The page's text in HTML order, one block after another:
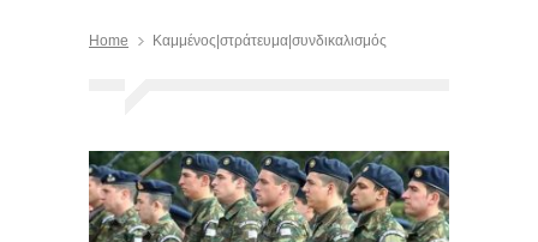
Home Καμμένος|στράτευμα|συνδικαλισμός